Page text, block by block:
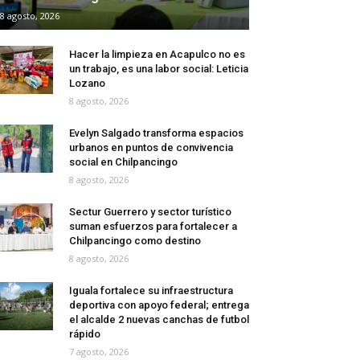
8 agosto, 2026
Hacer la limpieza en Acapulco no es
un trabajo, es una labor social: Leticia
Lozano
8 agosto, 2026
Evelyn Salgado transforma espacios
urbanos en puntos de convivencia
social en Chilpancingo
8 agosto, 2026
Sectur Guerrero y sector turístico
suman esfuerzos para fortalecer a
Chilpancingo como destino
8 agosto, 2026
Iguala fortalece su infraestructura
deportiva con apoyo federal; entrega
el alcalde 2 nuevas canchas de futbol
rápido
7 agosto, 2026